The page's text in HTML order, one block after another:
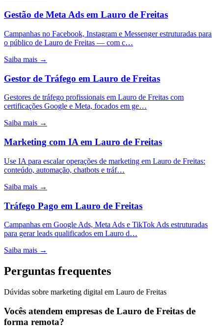
Gestão de Meta Ads em Lauro de Freitas
Campanhas no Facebook, Instagram e Messenger estruturadas para
o público de Lauro de Freitas — com c…
Saiba mais →
Gestor de Tráfego em Lauro de Freitas
Gestores de tráfego profissionais em Lauro de Freitas com
certificações Google e Meta, focados em ge…
Saiba mais →
Marketing com IA em Lauro de Freitas
Use IA para escalar operações de marketing em Lauro de Freitas:
conteúdo, automação, chatbots e tráf…
Saiba mais →
Tráfego Pago em Lauro de Freitas
Campanhas em Google Ads, Meta Ads e TikTok Ads estruturadas
para gerar leads qualificados em Lauro d…
Saiba mais →
Perguntas frequentes
Dúvidas sobre marketing digital em Lauro de Freitas
Vocês atendem empresas de Lauro de Freitas de
forma remota?